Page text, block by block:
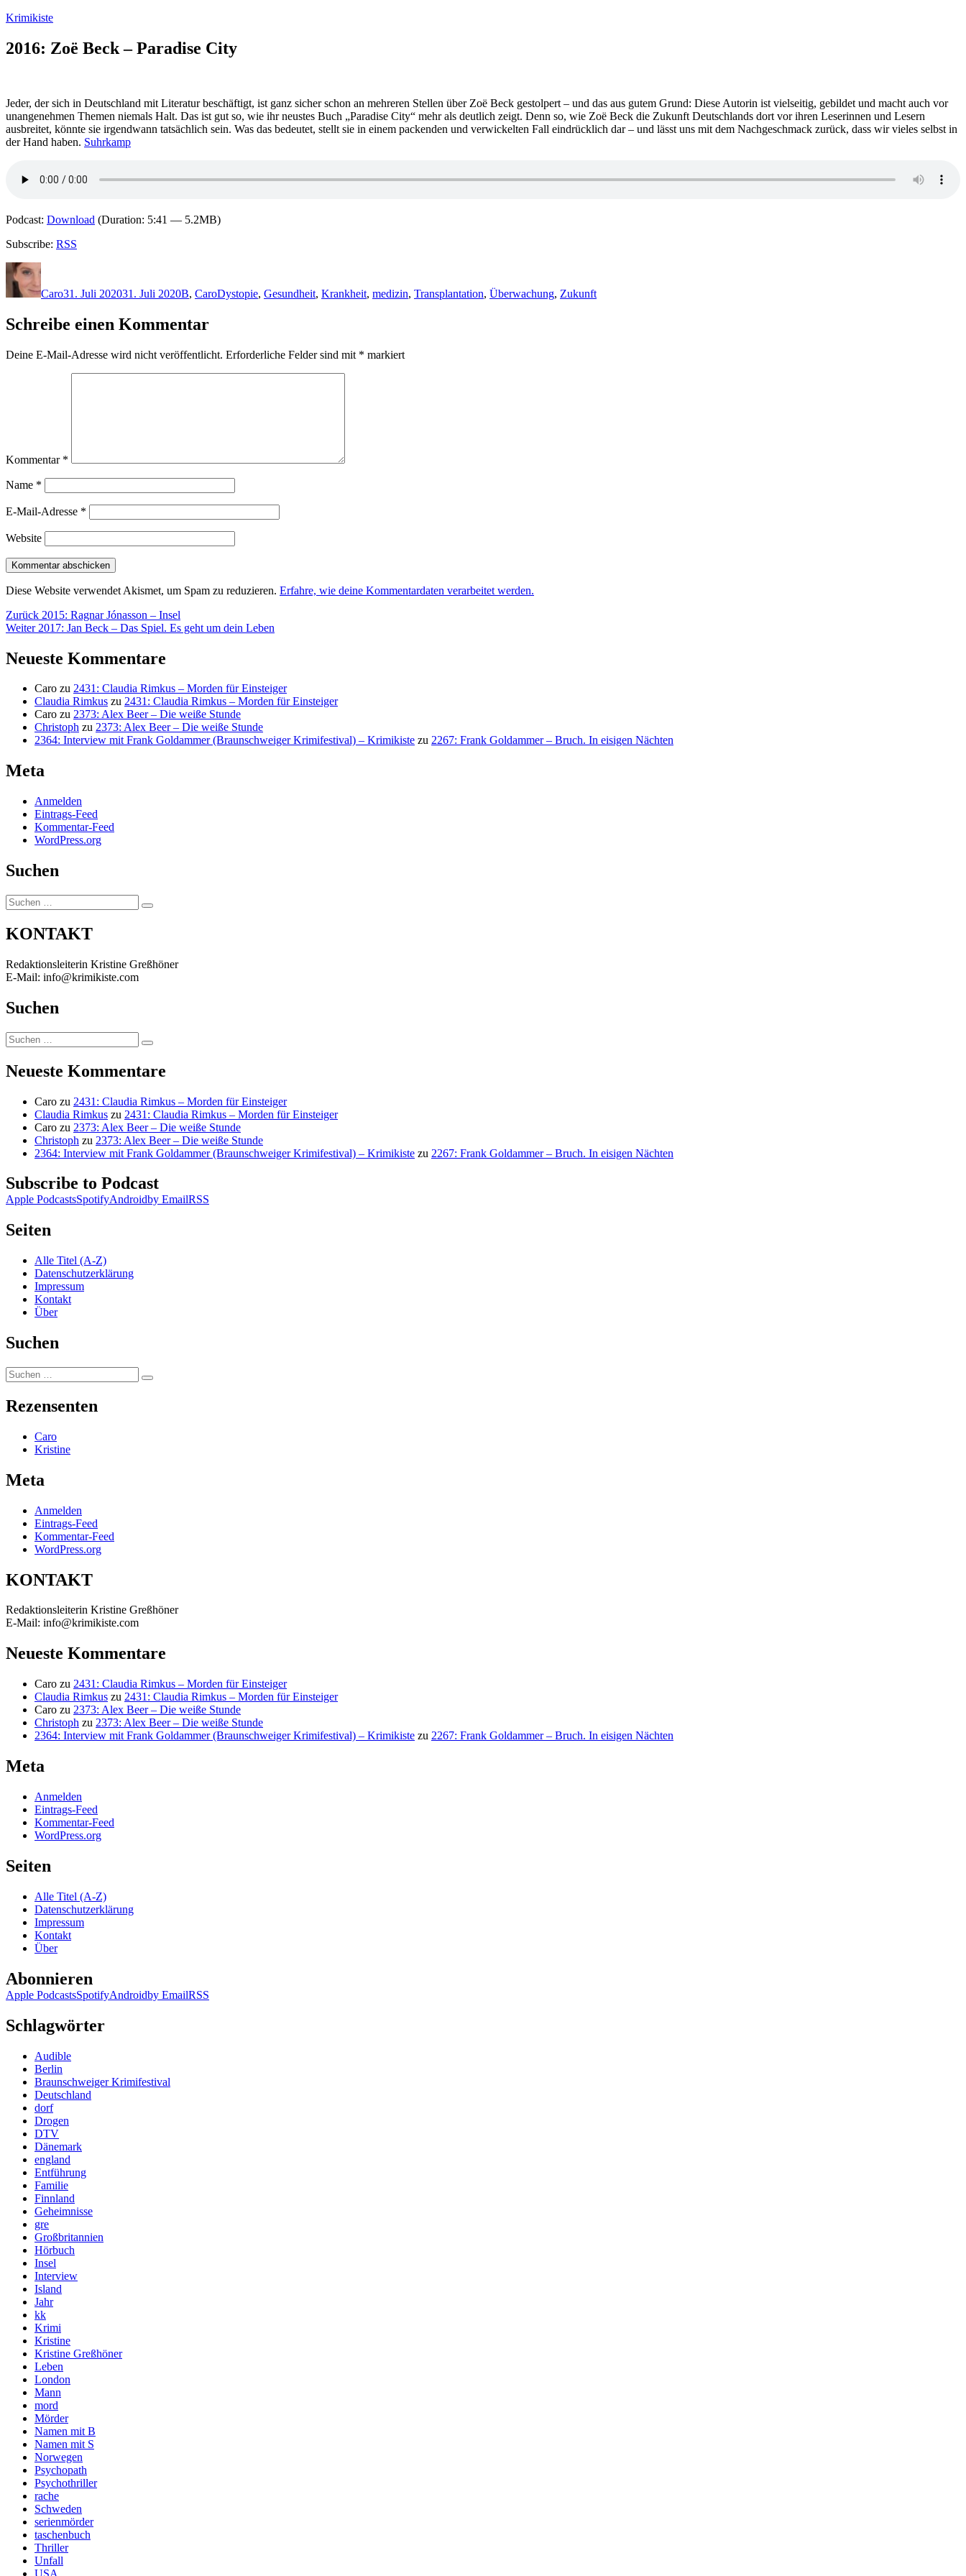
Zum
springen
Krimikiste
2016: Zoë Beck – Paradise City
Jeder, der sich in Deutschland mit Literatur beschäftigt, ist ganz sicher schon an mehreren Stellen über Zoë Beck gestolpert – und das aus gutem Grund: Diese Autorin ist vielseitig, gebildet und macht auch vor
unangenehmen Themen niemals Halt. Das ist gut so, wie ihr neustes Buch „Paradise City“ mehr als deutlich zeigt. Denn so, wie Zoë Beck die Zukunft Deutschlands dort vor ihren Leserinnen und Lesern
ausbreitet, könnte sie irgendwann tatsächlich sein. Was das bedeutet, stellt sie in einem packenden und verwickelten Fall eindrücklich dar – und lässt uns mit dem Nachgeschmack zurück, dass wir vieles selbst in
der Hand haben. Suhrkamp
Podcast: Download (Duration: 5:41 — 5.2MB)
Subscribe: RSS
Autor
Caro31. Juli 202031. Juli 2020B, CaroDystopie, Gesundheit, Krankheit, medizin, Transplantation, Überwachung, Zukunft
Schreibe einen Kommentar
Deine E-Mail-Adresse wird nicht veröffentlicht. Erforderliche Felder sind mit * markiert
Kommentar *
Name *
E-Mail-Adresse *
Website
Diese Website verwendet Akismet, um Spam zu reduzieren. Erfahre, wie deine Kommentardaten verarbeitet werden.
Beitragsnavigation
Zurück Vorheriger
Beitrag:
2015: Ragnar Jónasson – Insel
Weiter Nächster
2017: Jan Beck – Das Spiel. Es geht um dein Leben
Neueste Kommentare
Caro zu 2431: Claudia Rimkus – Morden für Einsteiger
Claudia Rimkus zu 2431: Claudia Rimkus – Morden für Einsteiger
Caro zu 2373: Alex Beer – Die weiße Stunde
Christoph zu 2373: Alex Beer – Die weiße Stunde
2364: Interview mit Frank Goldammer (Braunschweiger Krimifestival) – Krimikiste zu 2267: Frank Goldammer – Bruch. In eisigen Nächten
Meta
Anmelden
Eintrags-Feed
Kommentar-Feed
WordPress.org
Suchen
Suchen
nach:
Suchen
KONTAKT
Redaktionsleiterin Kristine Greßhöner
E-Mail: info@krimikiste.com
Suchen
Suchen
nach:
Suchen
Neueste Kommentare
Caro zu 2431: Claudia Rimkus – Morden für Einsteiger
Claudia Rimkus zu 2431: Claudia Rimkus – Morden für Einsteiger
Caro zu 2373: Alex Beer – Die weiße Stunde
Christoph zu 2373: Alex Beer – Die weiße Stunde
2364: Interview mit Frank Goldammer (Braunschweiger Krimifestival) – Krimikiste zu 2267: Frank Goldammer – Bruch. In eisigen Nächten
Subscribe to Podcast
Apple PodcastsSpotifyAndroidby EmailRSS
Seiten
Alle Titel (A-Z)
Datenschutzerklärung
Impressum
Kontakt
Über
Suchen
Suchen
nach:
Suchen
Rezensenten
Caro
Kristine
Meta
Anmelden
Eintrags-Feed
Kommentar-Feed
WordPress.org
KONTAKT
Redaktionsleiterin Kristine Greßhöner
E-Mail: info@krimikiste.com
Neueste Kommentare
Caro zu 2431: Claudia Rimkus – Morden für Einsteiger
Claudia Rimkus zu 2431: Claudia Rimkus – Morden für Einsteiger
Caro zu 2373: Alex Beer – Die weiße Stunde
Christoph zu 2373: Alex Beer – Die weiße Stunde
2364: Interview mit Frank Goldammer (Braunschweiger Krimifestival) – Krimikiste zu 2267: Frank Goldammer – Bruch. In eisigen Nächten
Meta
Anmelden
Eintrags-Feed
Kommentar-Feed
WordPress.org
Seiten
Alle Titel (A-Z)
Datenschutzerklärung
Impressum
Kontakt
Über
Abonnieren
Apple PodcastsSpotifyAndroidby EmailRSS
Schlagwörter
Audible
Berlin
Braunschweiger Krimifestival
Deutschland
dorf
Drogen
DTV
Dänemark
england
Entführung
Familie
Finnland
Geheimnisse
gre
Großbritannien
Hörbuch
Insel
Interview
Island
Jahr
kk
Krimi
Kristine
Kristine Greßhöner
Leben
London
Mann
mord
Mörder
Namen mit B
Namen mit S
Norwegen
Psychopath
Psychothriller
rache
Schweden
serienmörder
taschenbuch
Thriller
Unfall
USA